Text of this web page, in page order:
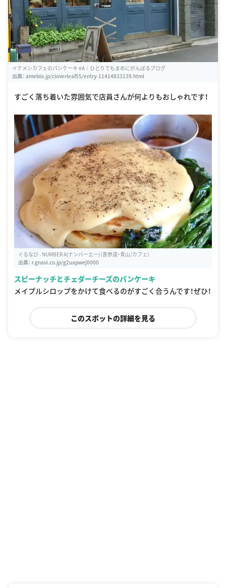
イケメンカフェのパンケーキ #A｜ひとりでもまめにがんばるブログ
出典： ameblo.jp/cloverleaf55/entry-11414833139.html
すごく落ち着いた雰囲気で店員さんが何よりもおしゃれです！
ぐるなび - NUMBER A(ナンバーエー)（表参道・青山/カフェ）
出典： r.gnavi.co.jp/g2uapwej0000
スピーナッチとチェダーチーズのパンケーキ
メイプルシロップをかけて食べるのがすごく合うんです！ぜひ！
このスポットの詳細を見る